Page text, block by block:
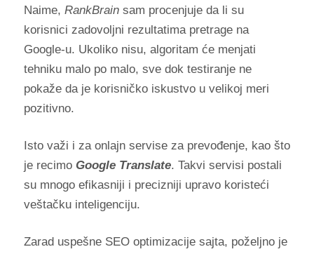
Naime, RankBrainsam procenjuje da li su
korisnici zadovoljni rezultatima pretrage na
Google-u. Ukoliko nisu, algoritam će menjati
tehniku malo po malo, sve dok testiranje ne
pokaže da je korisničko iskustvo u velikoj meri
pozitivno.
Isto važi i za onlajn servise za prevođenje, kao što
je recimo Google Translate. Takvi servisi postali
su mnogo efikasniji i precizniji upravo koristeći
veštačku inteligenciju.
Zarad uspešne SEO optimizacije sajta, poželjno je